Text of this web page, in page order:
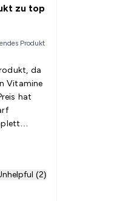
zu top
Produkt
da
Vitamine
hat
sich
(2)